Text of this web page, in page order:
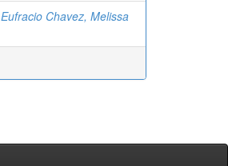
Eufracio Chavez, Melissa